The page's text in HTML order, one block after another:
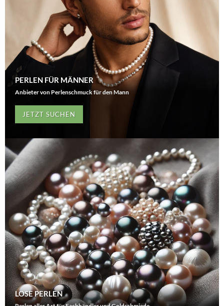
PERLEN FÜR MÄNNER
Anbieter von Perlenschmuck für den Mann
JETZT SUCHEN
LOSE PERLEN